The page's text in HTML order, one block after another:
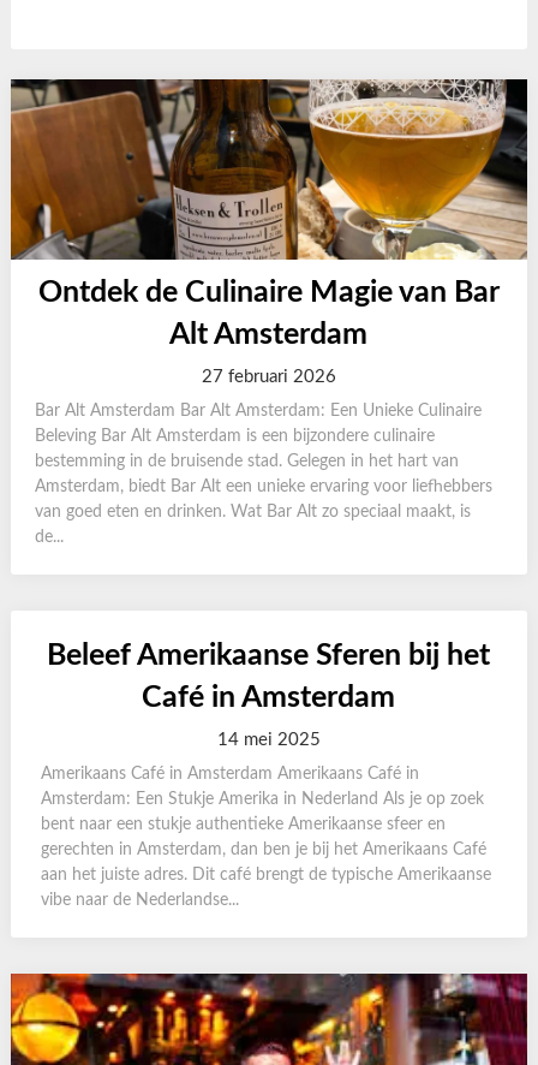
Ontdek de Culinaire Magie van Bar
Alt Amsterdam
27 februari 2026
Bar Alt Amsterdam Bar Alt Amsterdam: Een Unieke Culinaire
Beleving Bar Alt Amsterdam is een bijzondere culinaire
bestemming in de bruisende stad. Gelegen in het hart van
Amsterdam, biedt Bar Alt een unieke ervaring voor liefhebbers
van goed eten en drinken. Wat Bar Alt zo speciaal maakt, is
de...
Beleef Amerikaanse Sferen bij het
Café in Amsterdam
14 mei 2025
Amerikaans Café in Amsterdam Amerikaans Café in
Amsterdam: Een Stukje Amerika in Nederland Als je op zoek
bent naar een stukje authentieke Amerikaanse sfeer en
gerechten in Amsterdam, dan ben je bij het Amerikaans Café
aan het juiste adres. Dit café brengt de typische Amerikaanse
vibe naar de Nederlandse...